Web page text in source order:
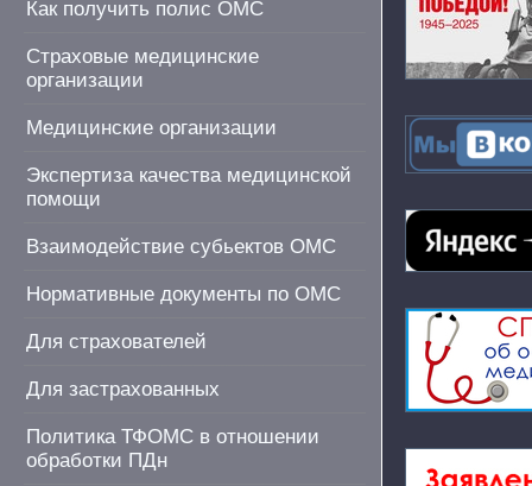
Как получить полис ОМС
Страховые медицинские
организации
Медицинские организации
Экспертиза качества медицинской
помощи
Взаимодействие субьектов ОМС
Нормативные документы по ОМС
Для страхователей
Для застрахованных
Политика ТФОМС в отношении
обработки ПДн